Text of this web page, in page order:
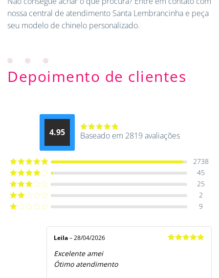
nossa central de atendimento Santa Lembrancinha e peça
seu modelo de chinelo personalizado.
Depoimento de clientes
4.95
Avaliação
Baseado em 2819 avaliações
Avaliação5
2738
Avaliação
45
Avaliação
25
Avaliação
2
9
Leila – 28/04/2026
Excelente amei
Ótimo atendimento